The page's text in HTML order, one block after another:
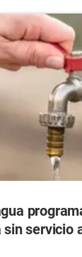
sin servicio